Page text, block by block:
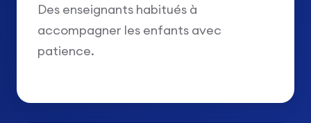
Des enseignants habitués à
accompagner les enfants avec
patience.